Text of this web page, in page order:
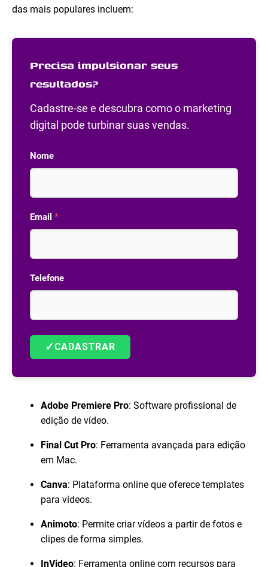
das mais populares incluem:
Precisa impulsionar seus
resultados?
Cadastre-se e descubra como o marketing
digital pode turbinar suas vendas.
Nome
Email *
Telefone
✓CADASTRAR
Adobe Premiere Pro: Software profissional de
edição de vídeo.
Final Cut Pro: Ferramenta avançada para edição
em Mac.
Canva: Plataforma online que oferece templates
para vídeos.
Animoto: Permite criar vídeos a partir de fotos e
clipes de forma simples.
InVideo: Ferramenta online com recursos para